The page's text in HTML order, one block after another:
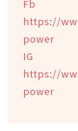
https://
power
https://
power